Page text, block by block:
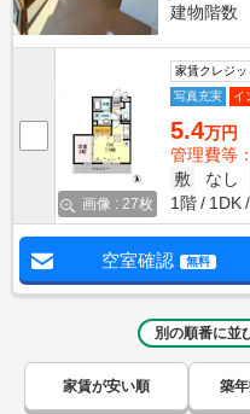
建物階数
画像 : 27枚
家賃クレジ
写真充実
イ
5.4万円
管理費等
敷
なし
1階
1DK
空室確認 無料
別の順番に並
家賃が安い順 築